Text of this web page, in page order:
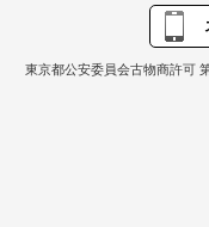
東京都公安委員会古物商許可